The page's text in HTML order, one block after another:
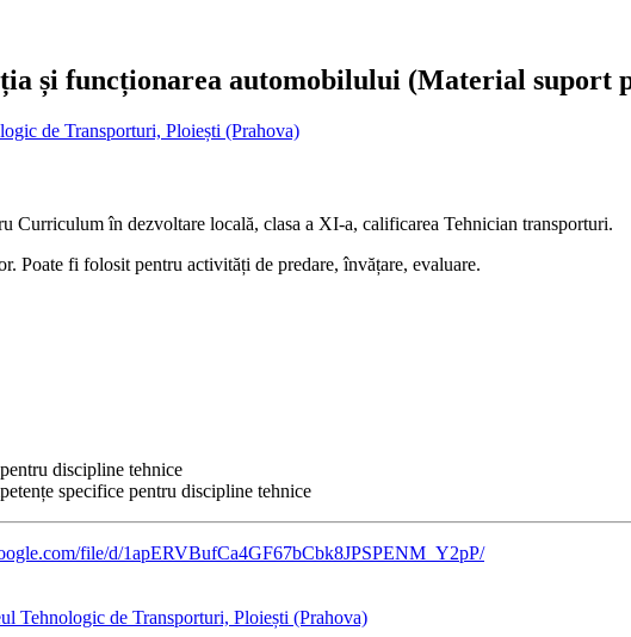
și funcționarea automobilului (Material suport
de Transporturi, Ploiești (Prahova)
Curriculum în dezvoltare locală, clasa a XI-a, calificarea Tehnician transporturi.
Poate fi folosit pentru activități de predare, învățare, evaluare.
discipline tehnice
specifice pentru discipline tehnice
file/d/1apERVBufCa4GF67bCbk8JPSPENM_Y2pP/
Tehnologic de Transporturi, Ploiești (Prahova)